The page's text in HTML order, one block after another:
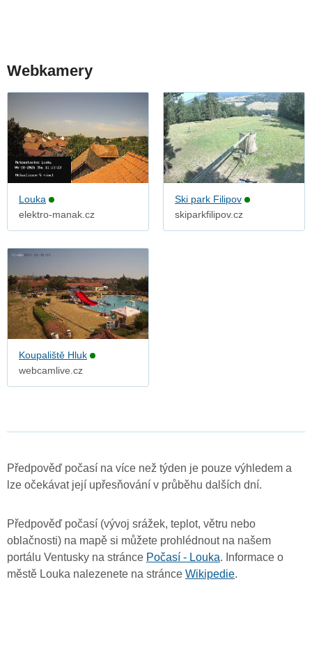
Webkamery
Louka
elektro-manak.cz
Ski park Filipov
skiparkfilipov.cz
Koupaliště Hluk
webcamlive.cz
Předpověď počasí na více než týden je pouze výhledem a
lze očekávat její upřesňování v průběhu dalších dní.
Předpověď počasí (vývoj srážek, teplot, větru nebo
oblačnosti) na mapě si můžete prohlédnout na našem
portálu Ventusky na stránce Počasí - Louka. Informace o
městě Louka nalezenete na stránce Wikipedie.